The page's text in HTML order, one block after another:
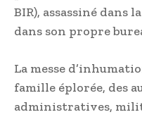
BIR), assassiné dans
dans son propre
La messe
famille éplorée, des
administratives,